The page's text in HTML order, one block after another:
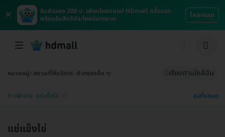
×
รับส่วนลด 200 บ. เพียงโหลดแอป HDmall ครั้งแรก
พร้อมรับสิทธิประโยชน์มากมาย
โหลดเลย
หมวดหมู่ สถานที่ให้บริการ ตัวกรองอื่น ๆ เรียงตามใกล้ฉัน
9 แพ็กเกจ แช่แข็งไข่ ลบทั้งหมด
แช่แข็งไข่